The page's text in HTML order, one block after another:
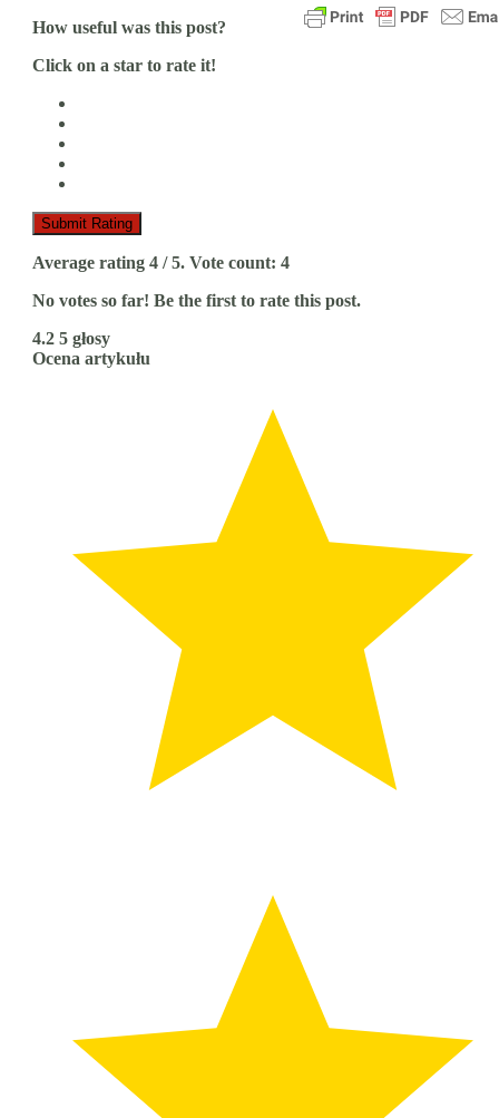
How useful was this post?
Click on a star to rate it!
Submit Rating
Average rating 4 / 5. Vote count: 4
No votes so far! Be the first to rate this post.
4.2 5 głosy
Ocena artykułu